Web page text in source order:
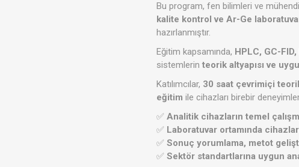
Bu program, fen bilimleri ve
kalite kontrol ve Ar-Ge
hazırlanmıştır.
Eğitim kapsamında, HPLC, GC-
sistemlerinteorik altyapısı ve
Katılımcılar, 30 saat çevrimiçi
eğitim ile cihazları birebir
✅Analitik cihazların temel
✅ Laboratuvar ortamında
✅Sonuç yorumlama, metot
✅Sektör standartlarına uygun